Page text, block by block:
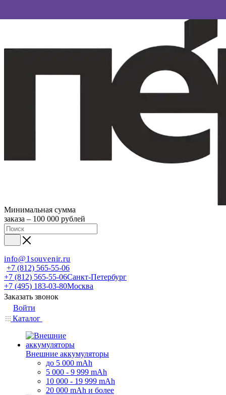
Минимальная сумма
заказа – 100 000 рублей
info@1souvenir.ru
+7 (812) 565-55-06
+7 (812) 565-55-06Санкт-Петербург
+7 (495) 183-03-80Москва
Заказать звонок
Войти
Каталог
Внешние аккумуляторы
до 5 000 mAh
5 000 - 9 999 mAh
10 000 - 19 999 mAh
20 000 mAh и более